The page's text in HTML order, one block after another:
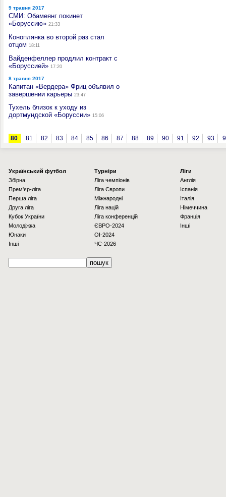
9 травня 2017
СМИ: Обамеянг покинет
«Боруссию» 21:33
Коноплянка во второй раз стал
отцом 18:11
Вайденфеллер продлил контракт с
«Боруссией» 17:20
8 травня 2017
Капитан «Вердера» Фриц объявил о
завершении карьеры 23:47
Тухель близок к уходу из
дортмундской «Боруссии» 15:06
80 81 82 83 84 85 86 87 88 89 90 91 92 93
Українcький футбол
Збірна
Прем'єр-ліга
Перша ліга
Друга ліга
Кубок України
Молодіжка
Юнаки
Інші
Турніри
Ліга чемпіонів
Ліга Європи
Міжнародні
Ліга націй
Ліга конференцій
ЄВРО-2024
OI-2024
ЧС-2026
Ліги
Англія
Іспанія
Італія
Німеччина
Франція
Інші